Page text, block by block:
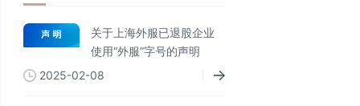
关于上海外服已退股企业
使用“外服”字号的声明
2025-02-08